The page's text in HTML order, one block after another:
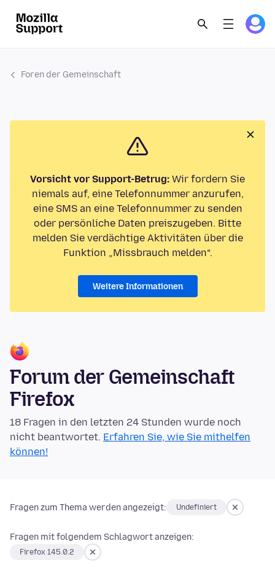
Foren der Gemeinschaft
Vorsicht vor Support-Betrug: Wir fordern Sie
niemals auf, eine Telefonnummer anzurufen,
eine SMS an eine Telefonnummer zu senden
oder persönliche Daten preiszugeben. Bitte
melden Sie verdächtige Aktivitäten über die
Funktion „Missbrauch melden“.
Weitere Informationen
Forum der Gemeinschaft
Firefox
18 Fragen in den letzten 24 Stunden wurde noch
nicht beantwortet. Erfahren Sie, wie Sie mithelfen
können!
Fragen zum Thema werden angezeigt: Undefiniert
Fragen mit folgendem Schlagwort anzeigen:
Firefox 145.0.2